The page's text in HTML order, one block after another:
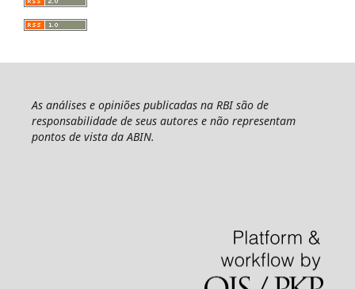
As análises e opiniões publicadas na RBI são de
responsabilidade de seus autores e não representam
pontos de vista da ABIN.